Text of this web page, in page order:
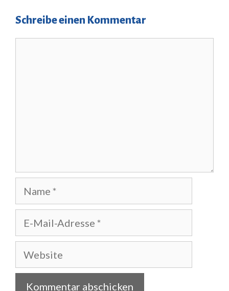
Schreibe einen Kommentar
Name
Website